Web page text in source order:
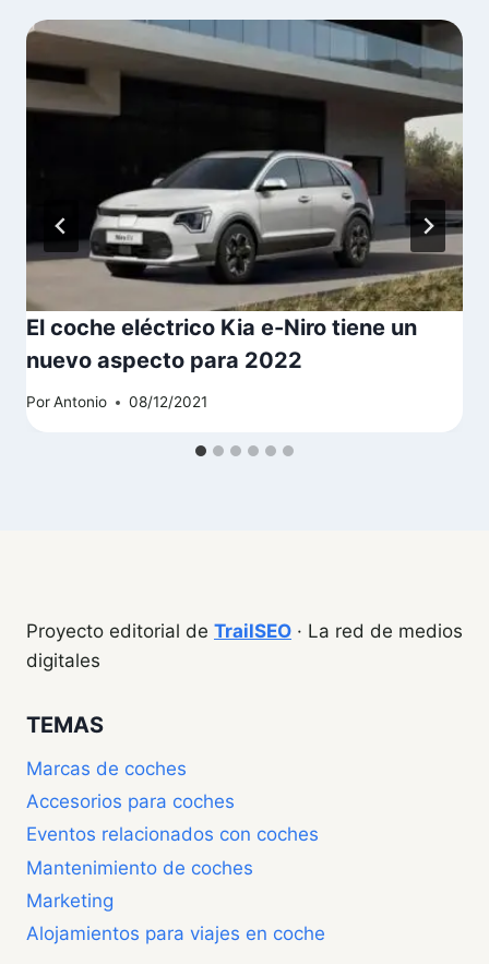
El coche eléctrico Kia e-Niro tiene un
nuevo aspecto para 2022
PorAntonio 08/12/2021
Proyecto editorial de TrailSEO · La red de medios
digitales
TEMAS
Marcas de coches
Accesorios para coches
Eventos relacionados con coches
Mantenimiento de coches
Marketing
Alojamientos para viajes en coche